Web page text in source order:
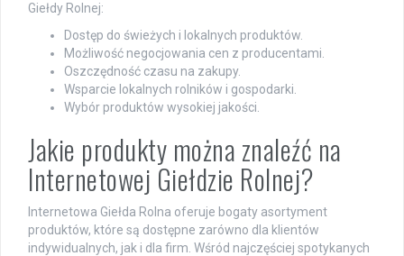
Giełdy Rolnej:
Dostęp do świeżych i lokalnych produktów.
Możliwość negocjowania cen z producentami.
Oszczędność czasu na zakupy.
Wsparcie lokalnych rolników i gospodarki.
Wybór produktów wysokiej jakości.
Jakie produkty można znaleźć na
Internetowej Giełdzie Rolnej?
Internetowa Giełda Rolna oferuje bogaty asortyment
produktów, które są dostępne zarówno dla klientów
indywidualnych, jak i dla firm. Wśród najczęściej spotykanych